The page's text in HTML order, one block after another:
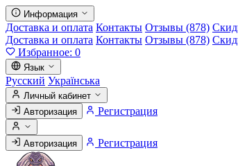
Информация
Доставка и оплата Контакты Отзывы (878)
Доставка и оплата Контакты Отзывы (878)
Избранное: 0
Язык
Русский Українська
Личный кабинет
Авторизация
Регистрация
Авторизация Регистрация